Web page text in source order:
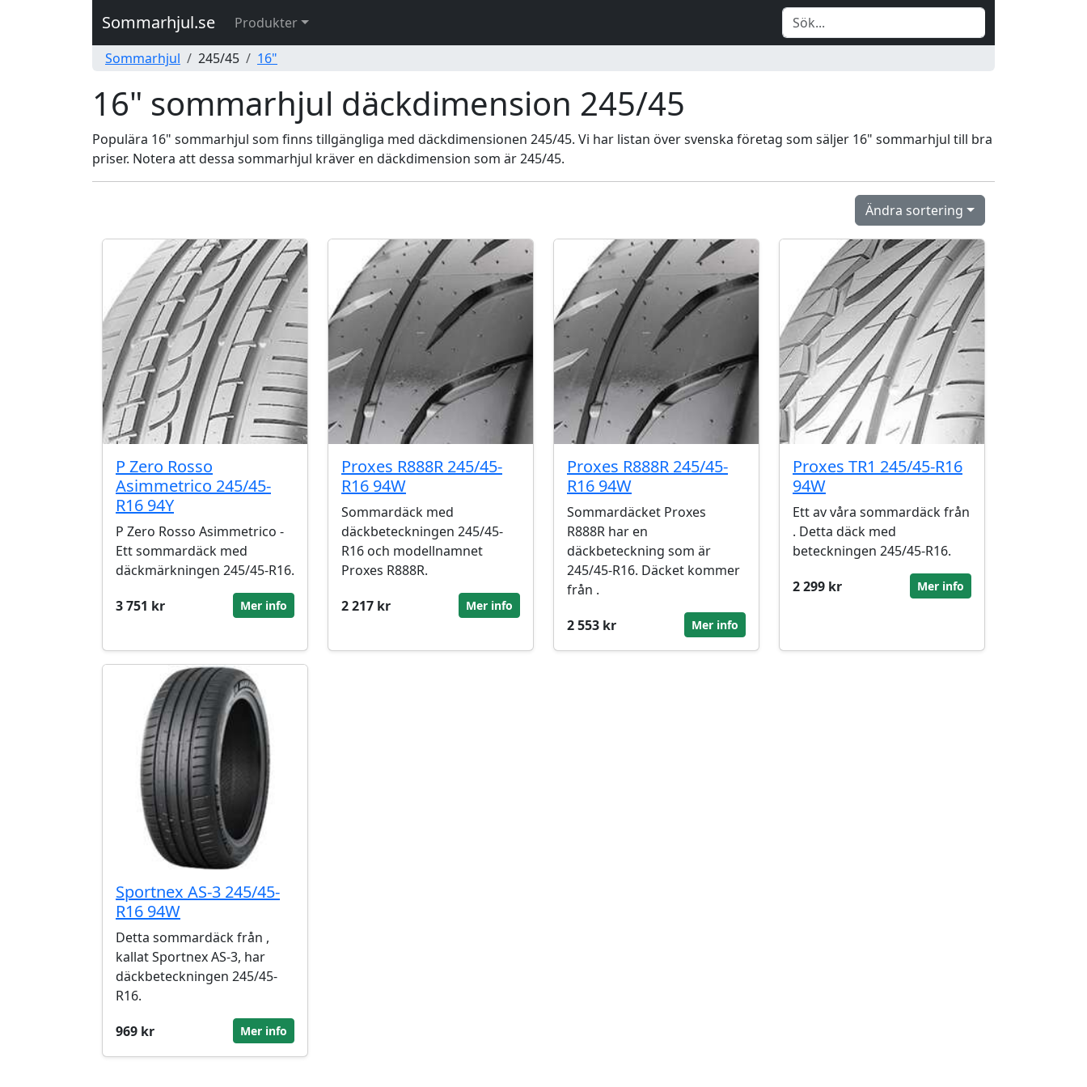
Sommarhjul.se
Produkter
Sommarhjul
245/45 16"
16" sommarhjul däckdimension 245/45
Populära 16" sommarhjul som finns tillgängliga med däckdimensionen 245/45. Vi har listan över svenska företag som säljer 16" sommarhjul till bra
priser. Notera att dessa sommarhjul kräver en däckdimension som är 245/45.
Ändra sortering
P Zero Rosso
Asimmetrico 245/45-
R16 94Y
P Zero Rosso Asimmetrico -
Ett sommardäck med
däckmärkningen 245/45-R16.
3 751 kr
Mer info
Proxes R888R 245/45-
R16 94W
Sommardäck med
däckbeteckningen 245/45-
R16 och modellnamnet
Proxes R888R.
2 217 kr
Mer info
Proxes R888R 245/45-
R16 94W
Sommardäcket Proxes
R888R har en
däckbeteckning som är
245/45-R16. Däcket kommer
från .
2 553 kr
Mer info
Proxes TR1 245/45-R16
94W
Ett av våra sommardäck från
. Detta däck med
beteckningen 245/45-R16.
2 299 kr
Mer info
Sportnex AS-3 245/45-
R16 94W
Detta sommardäck från ,
kallat Sportnex AS-3, har
däckbeteckningen 245/45-
R16.
969 kr
Mer info